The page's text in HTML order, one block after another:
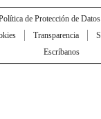
de Protección de Datos
Transparencia
Escríbanos